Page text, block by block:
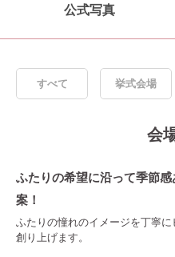
公式写真
すべて 挙式会場
会
ふたりの希望に沿って季節
案！
ふたりの憧れのイメージを丁寧
創り上げます。